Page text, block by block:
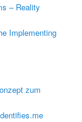
– Reality
Implementing
zum